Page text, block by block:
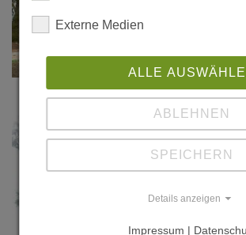
Externe Medien
ALLE
ABLEHNEN
SPEICHERN
Details anzeigen
Impressum |